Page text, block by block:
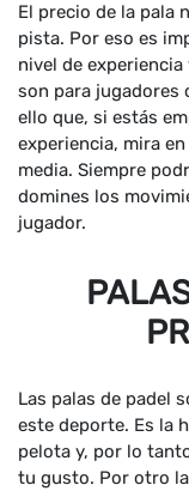
El precio de la pala
pista. Por eso es
nivel de
son para jugadores
ello que, si estás
experiencia, mira
media. Siempre
domines los
jugador.
Las palas de padel
este deporte. Es la
pelota y, por lo
tu gusto. Por otro